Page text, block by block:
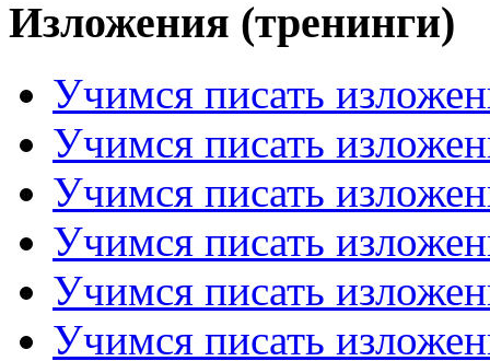
Изложения (тренинги)
Учимся писать
Учимся писать
Учимся писать
Учимся писать
Учимся писать
Учимся писать